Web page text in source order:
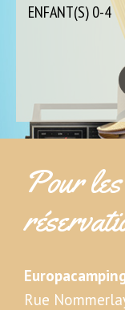
ENFANT(S) 0-4
Pour
Rue